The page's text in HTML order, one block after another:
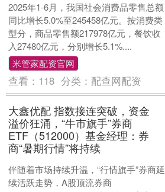
2025年1-6月，我国社会消费品零售总额
同比增长5.0%至245458亿元。按消费类
型分，商品零售额217978亿元，餐饮收
入27480亿元，分别增长5.1%....
米管家配资官网
查看： 118 分类： 配查网配资
大鑫优配 指数接连突破，资金
溢价狂涌，“牛市旗手”券商
ETF（512000）基金经理：券
商“暑期行情”将持续
伴随着市场持续升温，“行情旗手”券商延
续活跃走势，A股顶流券商